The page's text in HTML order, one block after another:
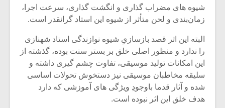
شیوه های مضراب گذاری و انگشت گذاری، سرعت اجرا،
زمان‌بندی و لحن متأثر از شیوه این استاد گرانقدر است.
البته این اثر قصد بازسازیِ شیوه نوازندگی استاد شهنازی
را ندارد و منظور اصلی خلق بر بستر سنت بوده، گذشته از
این امکانات تولید موسیقی، تفاوت چشم گیری داشته و
سلیقه مخاطبان موسیقی نیز دستخوش تحولات اساسی
شده و آثار قدما باوجودِ ویژگی های آموزشی که دارد
هدف خلق این اثر نبوده است.